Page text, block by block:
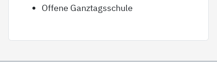
Offene Ganztagsschule